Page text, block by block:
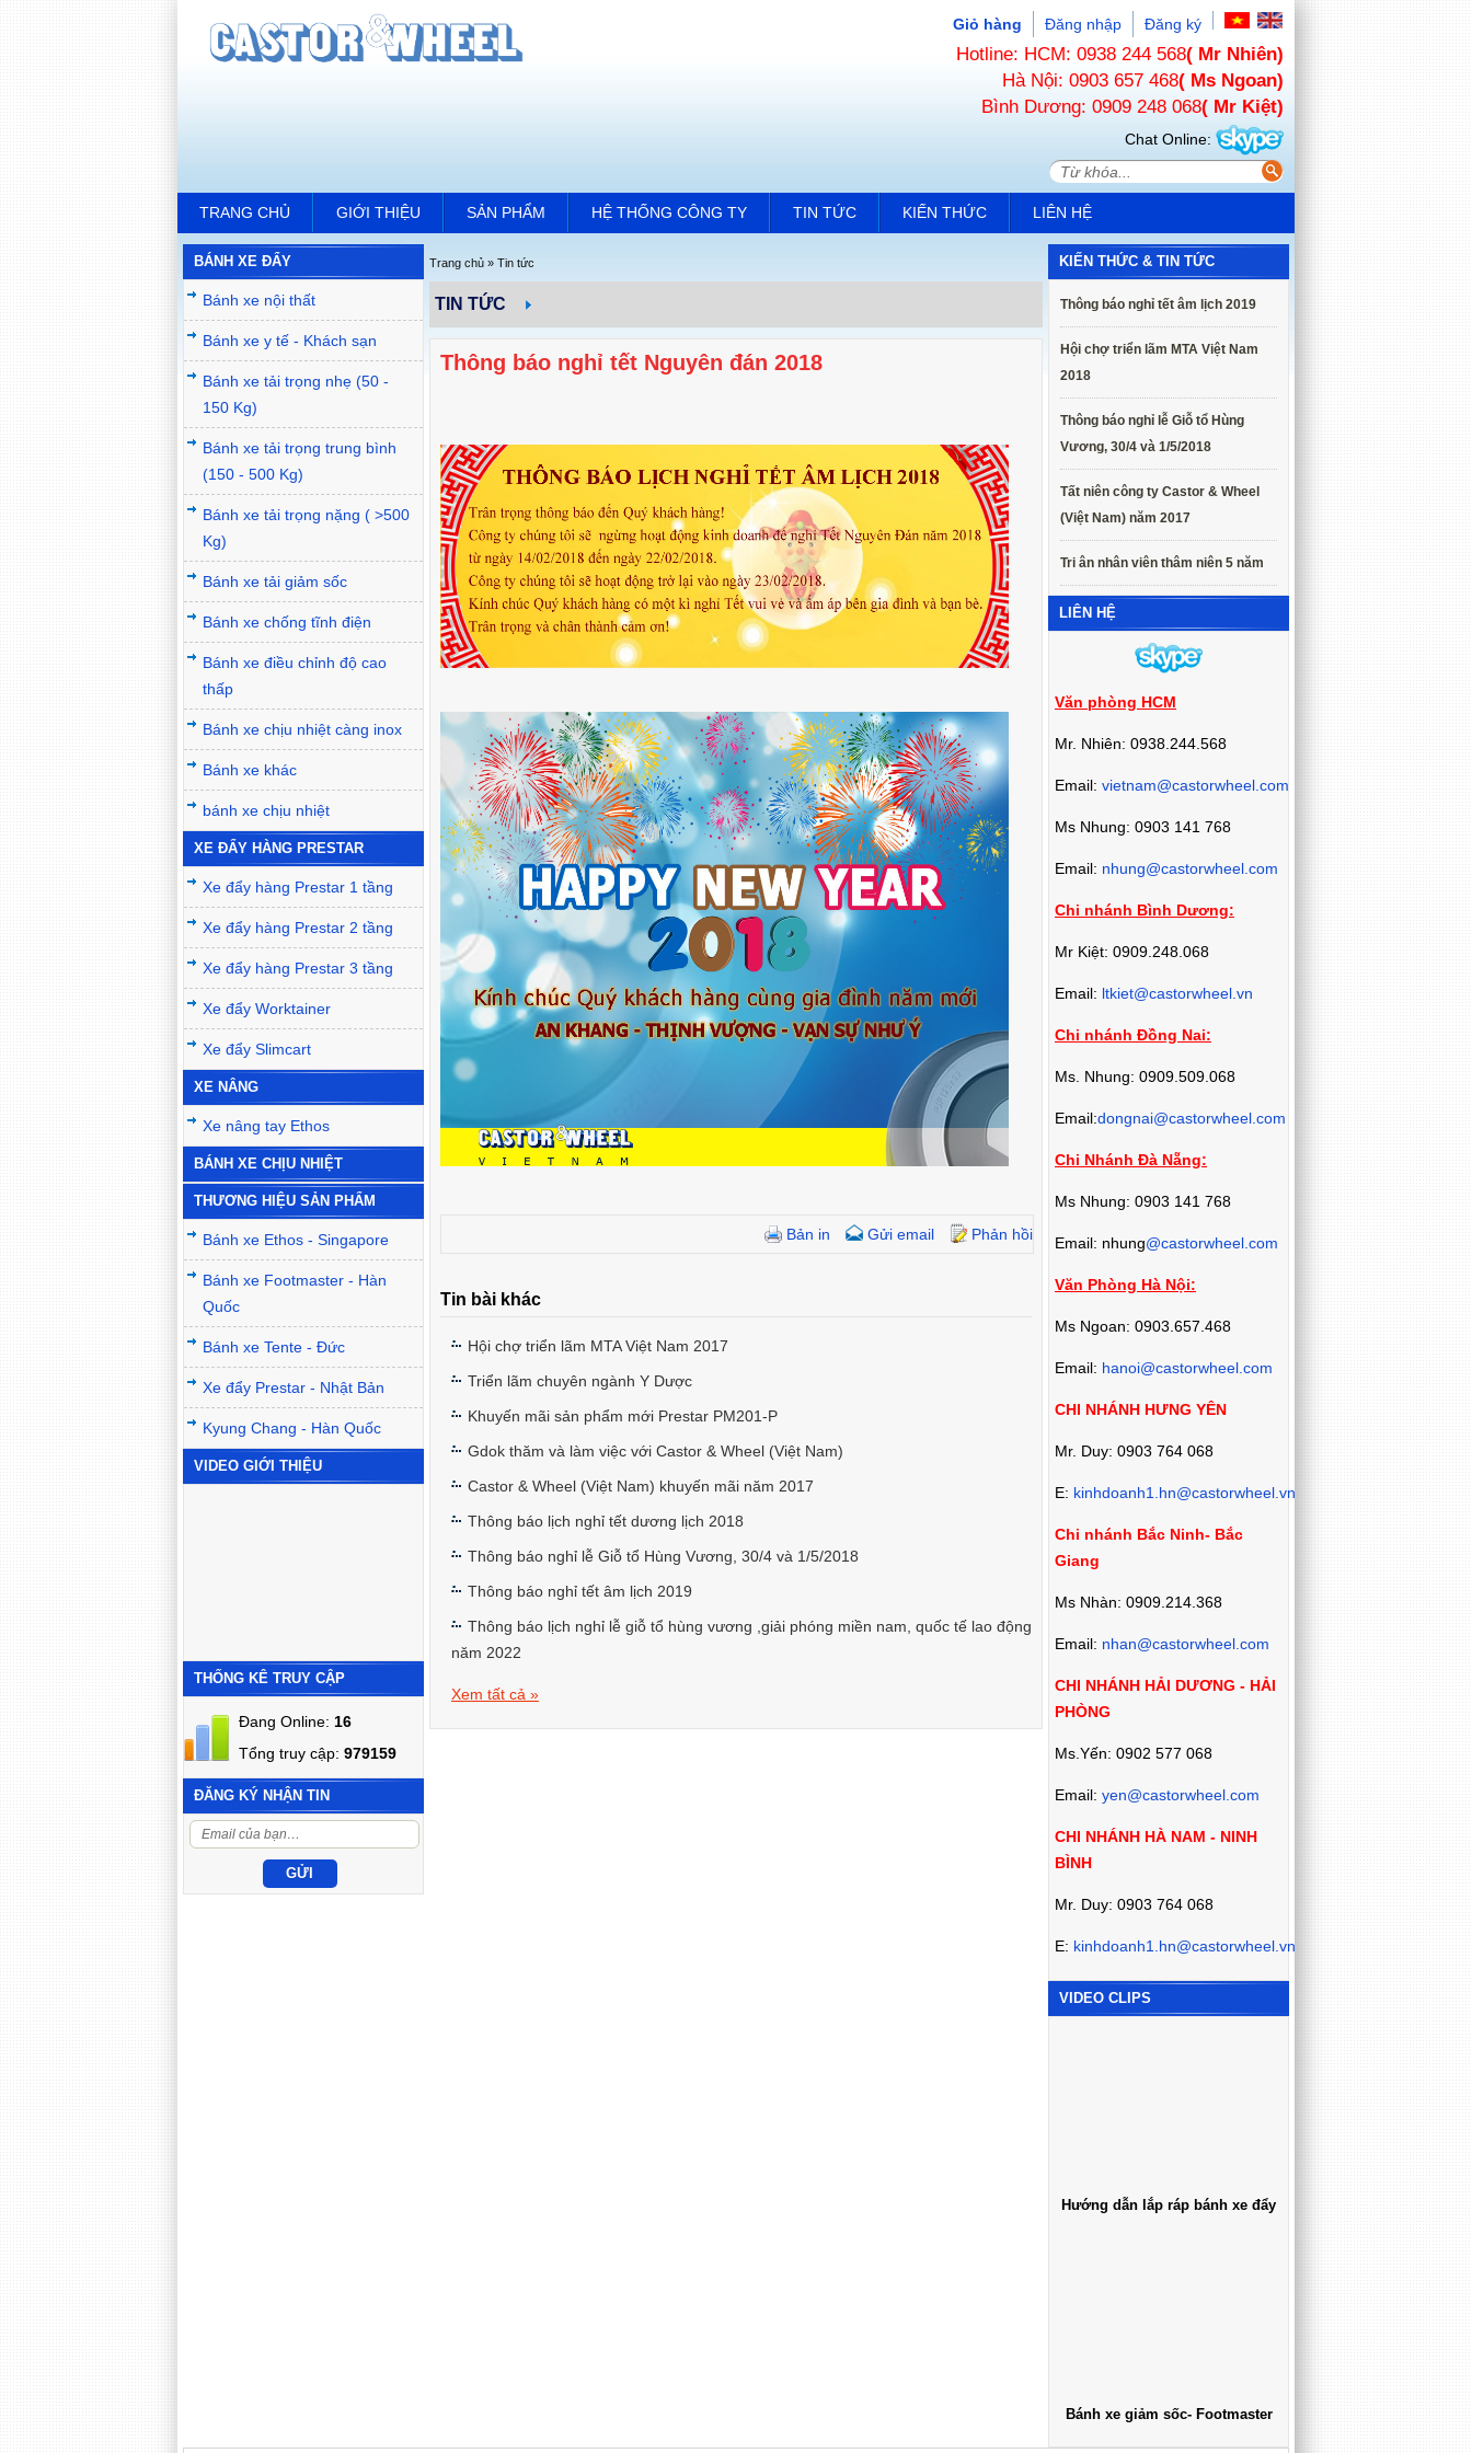
Đăng nhập Đăng ký
Giỏ hàng
Hotline: HCM: 0938 244 568( Mr Nhiên)
Hà Nội: 0903 657 468( Ms Ngoan)
Bình Dương: 0909 248 068( Mr Kiệt)
Chat Online:
TRANG CHỦ GIỚI THIỆU SẢN PHẨM HỆ THỐNG CÔNG TY TIN TỨC KIẾN THỨC LIÊN HỆ
BÁNH XE ĐẨY
Bánh xe nội thất
Bánh xe y tế - Khách sạn
Bánh xe tải trọng nhẹ (50 -
150 Kg)
Bánh xe tải trọng trung bình
(150 - 500 Kg)
Bánh xe tải trọng nặng ( >500
Kg)
Bánh xe tải giảm sốc
Bánh xe chống tĩnh điện
Bánh xe điều chỉnh độ cao
thấp
Bánh xe chịu nhiệt càng inox
Bánh xe khác
bánh xe chịu nhiệt
XE ĐẨY HÀNG PRESTAR
Xe đẩy hàng Prestar 1 tầng
Xe đẩy hàng Prestar 2 tầng
Xe đẩy hàng Prestar 3 tầng
Xe đẩy Worktainer
Xe đẩy Slimcart
XE NÂNG
Xe nâng tay Ethos
BÁNH XE CHỊU NHIỆT
THƯƠNG HIỆU SẢN PHẨM
Bánh xe Ethos - Singapore
Bánh xe Footmaster - Hàn
Quốc
Bánh xe Tente - Đức
Xe đẩy Prestar - Nhật Bản
Kyung Chang - Hàn Quốc
VIDEO GIỚI THIỆU
THỐNG KÊ TRUY CẬP
Đang Online: 16
Tổng truy cập: 979159
ĐĂNG KÝ NHẬN TIN
Trang chủ » Tin tức
TIN TỨC
Thông báo nghỉ tết Nguyên đán 2018
Bản in Gửi email Phản hồi
Tin bài khác
Hội chợ triển lãm MTA Việt Nam 2017
Triển lãm chuyên ngành Y Dược
Khuyến mãi sản phẩm mới Prestar PM201-P
Gdok thăm và làm việc với Castor & Wheel (Việt Nam)
Castor & Wheel (Việt Nam) khuyến mãi năm 2017
Thông báo lịch nghỉ tết dương lịch 2018
Thông báo nghỉ lễ Giỗ tổ Hùng Vương, 30/4 và 1/5/2018
Thông báo nghỉ tết âm lịch 2019
Thông báo lịch nghỉ lễ giỗ tổ hùng vương ,giải phóng miền nam, quốc tế lao động
năm 2022
Xem tất cả »
KIẾN THỨC & TIN TỨC
Thông báo nghỉ tết âm lịch 2019
Hội chợ triển lãm MTA Việt Nam
2018
Thông báo nghỉ lễ Giỗ tổ Hùng
Vương, 30/4 và 1/5/2018
Tất niên công ty Castor & Wheel
(Việt Nam) năm 2017
Tri ân nhân viên thâm niên 5 năm
LIÊN HỆ
Văn phòng HCM
Mr. Nhiên: 0938.244.568
Email: vietnam@castorwheel.com
Ms Nhung: 0903 141 768
Email: nhung@castorwheel.com
Chi nhánh Bình Dương:
Mr Kiệt: 0909.248.068
Email: ltkiet@castorwheel.vn
Chi nhánh Đồng Nai:
Ms. Nhung: 0909.509.068
Email:dongnai@castorwheel.com
Chi Nhánh Đà Nẵng:
Ms Nhung: 0903 141 768
Email: nhung@castorwheel.com
Văn Phòng Hà Nội:
Ms Ngoan: 0903.657.468
Email: hanoi@castorwheel.com
CHI NHÁNH HƯNG YÊN
Mr. Duy: 0903 764 068
E: kinhdoanh1.hn@castorwheel.vn
Chi nhánh Bắc Ninh- Bắc
Giang
Ms Nhàn: 0909.214.368
Email: nhan@castorwheel.com
CHI NHÁNH HẢI DƯƠNG - HẢI
PHÒNG
Ms.Yến: 0902 577 068
Email: yen@castorwheel.com
CHI NHÁNH HÀ NAM - NINH
BÌNH
Mr. Duy: 0903 764 068
E: kinhdoanh1.hn@castorwheel.vn
VIDEO CLIPS
Hướng dẫn lắp ráp bánh xe đẩy
Bánh xe giảm sốc- Footmaster